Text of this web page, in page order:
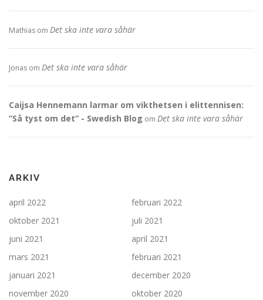
Mathias om Det ska inte vara såhär
Jonas om Det ska inte vara såhär
Caijsa Hennemann larmar om vikthetsen i elittennisen:
”Så tyst om det” - Swedish Blog om Det ska inte vara såhär
ARKIV
april 2022
februari 2022
oktober 2021
juli 2021
juni 2021
april 2021
mars 2021
februari 2021
januari 2021
december 2020
november 2020
oktober 2020